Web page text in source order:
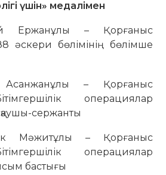
үшін» медалімен
Ержанұлы – Қорғаныс
әскери бөлімінің бөлімше
– Қорғаныс
операциялар
сержанты
Мәжитұлы – Қорғаныс
операциялар
бастығы